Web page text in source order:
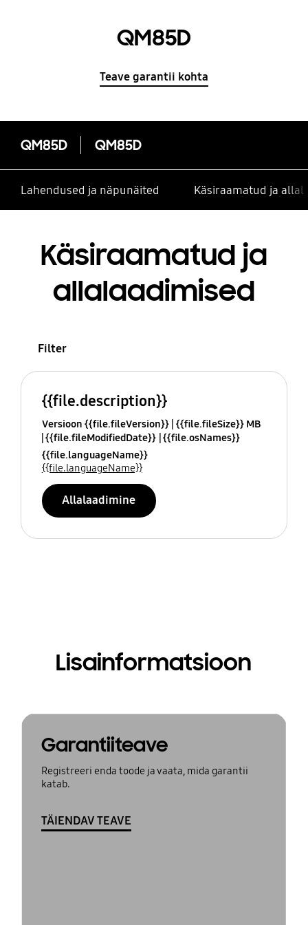
QM85D
Teave garantii kohta
QM85D QM85D
Lahendused ja näpunäited Käsiraamatud ja
Käsiraamatud ja
allalaadimised
Filter
{{file.description}}
Versioon {{file.fileVersion}} {{file.fileSize}} MB
{{file.fileModifiedDate}} {{file.osNames}}
{{file.languageName}}
{{file.languageName}}
Allalaadimine
Lisainformatsioon
Garantiiteave
Registreeri enda toode ja vaata, mida garantii
katab.
TÄIENDAV TEAVE